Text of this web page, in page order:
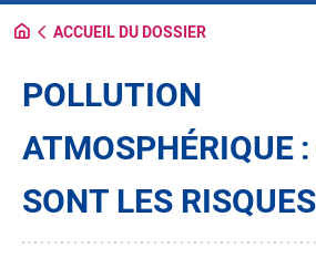
ACCUEIL DU DOSSIER
POLLUTION
ATMOSPHÉRIQUE
SONT LES